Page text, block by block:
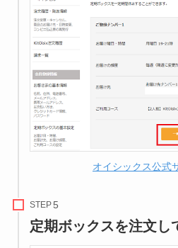
オイシックス公式
STEP
定期ボックスを注文し